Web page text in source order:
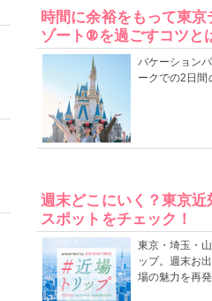
時間に余裕をもって東京
ゾート®を過ごすコツと
バケーション
ークでの2日間
週末どこにいく？東京近
スポットをチェック！
東京・埼玉・
ップ。週末お
場の魅力を再